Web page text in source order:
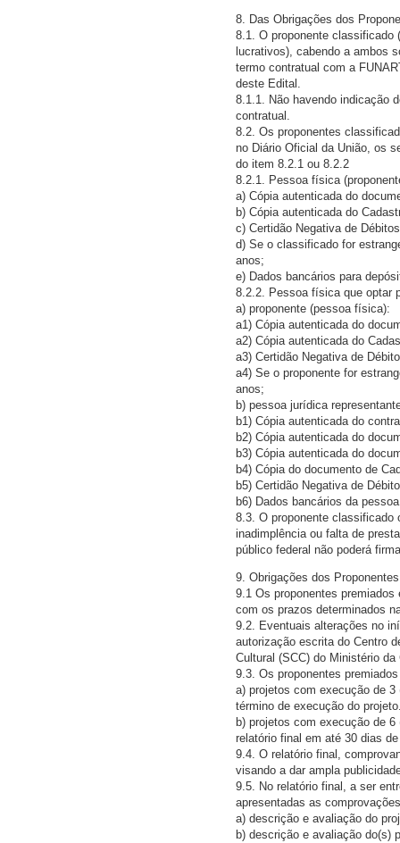
8. Das Obrigações dos
8.1. O proponente classificado
lucrativos), cabendo a ambos
termo contratual com a
deste Edital.
8.1.1. Não havendo indicação
contratual.
8.2. Os proponentes
no Diário Oficial da União, os
do item 8.2.1 ou 8.2.2
8.2.1. Pessoa física
a) Cópia autenticada do
b) Cópia autenticada do
c) Certidão Negativa de
d) Se o classificado for
anos;
e) Dados bancários para
8.2.2. Pessoa física que optar
a) proponente (pessoa física):
a1) Cópia autenticada do
a2) Cópia autenticada do
a3) Certidão Negativa de
a4) Se o proponente for
anos;
b) pessoa jurídica
b1) Cópia autenticada do
b2) Cópia autenticada do
b3) Cópia autenticada do
b4) Cópia do documento de
b5) Certidão Negativa de
b6) Dados bancários da
8.3. O proponente classificado
inadimplência ou falta de
público federal não poderá
9. Obrigações dos
9.1 Os proponentes
com os prazos determinados
9.2. Eventuais alterações no
autorização escrita do Centro
Cultural (SCC) do Ministério da
9.3. Os proponentes
a) projetos com execução de
término de execução do
b) projetos com execução de
relatório final em até 30 dias
9.4. O relatório final,
visando a dar ampla
9.5. No relatório final, a ser
apresentadas as
a) descrição e avaliação do
b) descrição e avaliação do(s)